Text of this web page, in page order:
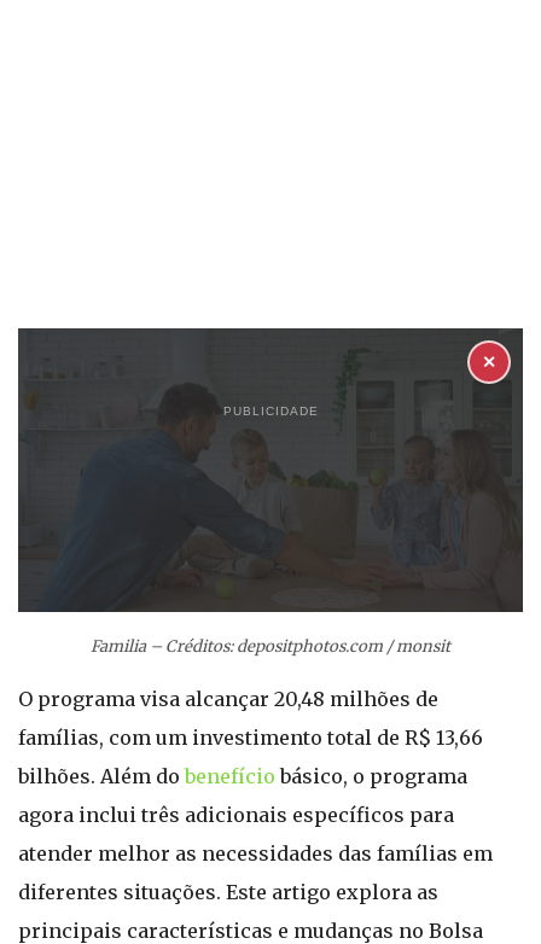
PUBLICIDADE
✕
Familia – Créditos: depositphotos.com / monsit
O programa visa alcançar 20,48 milhões de
famílias, com um investimento total de R$ 13,66
bilhões. Além dobenefíciobásico, o programa
agora inclui três adicionais específicos para
atender melhor as necessidades das famílias em
diferentes situações. Este artigo explora as
principais características e mudanças no Bolsa